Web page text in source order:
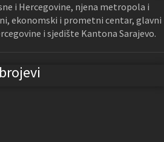
i Hercegovine, njena metropola i
ekonomski i prometni centar, glavni
i sjedište Kantona Sarajevo.